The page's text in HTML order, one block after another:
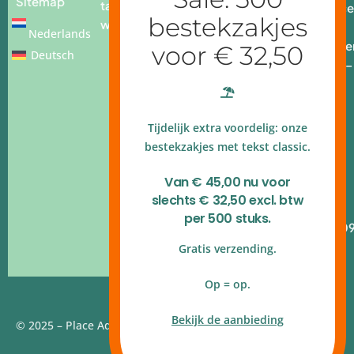
Nederlands
Deutsch
tafel
webshop
add.nl
Ma - vr: 9.00 –
Google
reviews
140.54.790
B.T.W.nr
© 2025 – Place Add | Website doorWebstudio 7
Tijdelijk extra voordelig: onze
bestekzakjes met tekst classic.
Van € 45,00 nu voor
slechts € 32,50 excl. btw
per 500 stuks.
Gratis verzending.
Op = op.
Bekijk de aanbieding